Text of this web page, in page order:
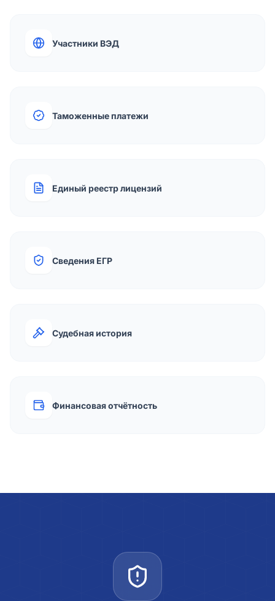
Участники ВЭД
Таможенные платежи
Единый реестр лицензий
Сведения ЕГР
Судебная история
Финансовая отчётность